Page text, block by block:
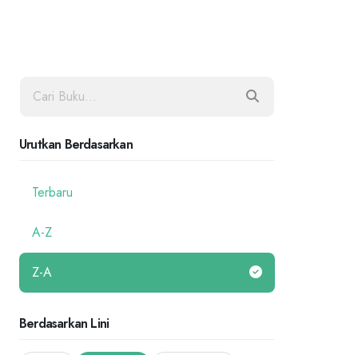
Urutkan Berdasarkan
Terbaru
A-Z
Z-A
Berdasarkan Lini